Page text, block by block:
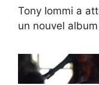
Tony Iommi a
un nouvel